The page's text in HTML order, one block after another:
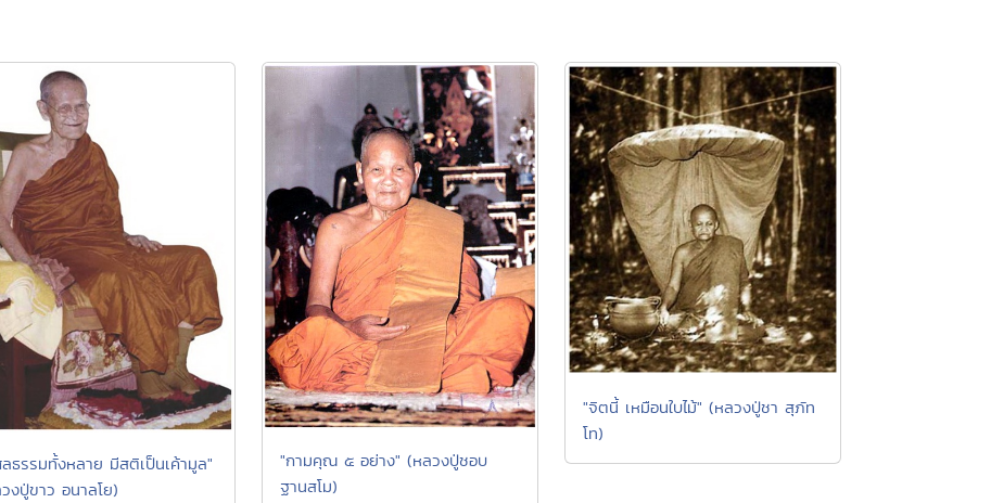
ธรรมทั้งหลาย มีสติเป็นเค้ามูล"
งปู่ขาว อนาลโย)
"กามคุณ ๕ อย่าง" (หลวงปู่ชอบ
ฐานสโม)
"จิตนี้ เหมือนใบไม้" (หลวงปู่ชา สุภัท
โท)